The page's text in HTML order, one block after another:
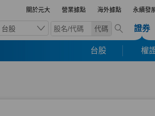
關於元大 營業據點 海外據點 永續發
台股 代碼 證券
台股 權